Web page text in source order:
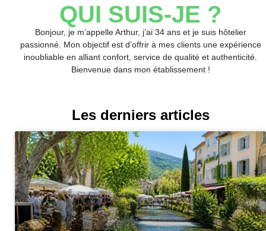
QUI SUIS-JE ?
Bonjour, je m’appelle Arthur, j’ai 34 ans et je suis hôtelier
passionné. Mon objectif est d’offrir à mes clients une expérience
inoubliable en alliant confort, service de qualité et authenticité.
Bienvenue dans mon établissement !
Les derniers articles